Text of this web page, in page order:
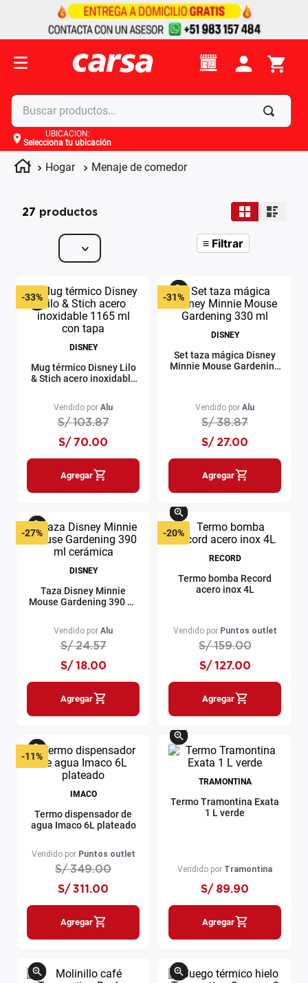
Buscar productos...
UBICACIÓN:
Selecciona tu ubicación
Hogar Menaje de comedor
27 productos
≡ Filtrar
-33%
DISNEY
Mug térmico Disney Lilo
& Stich acero inoxidable
Vendido por Alu
S/ 103.87
S/ 70.00
Agregar
-31%
DISNEY
Set taza mágica Disney
Minnie Mouse Gardening
Vendido por Alu
S/ 38.87
S/ 27.00
Agregar
-27%
DISNEY
Taza Disney Minnie
Mouse Gardening 390 ml
Vendido por Alu
S/ 24.57
S/ 18.00
Agregar
-20%
RECORD
Termo bomba Record
acero inox 4L
Vendido por Puntos outlet
S/ 159.00
S/ 127.00
Agregar
-11%
IMACO
Termo dispensador de
agua Imaco 6L plateado
Vendido por Puntos outlet
S/ 349.00
S/ 311.00
Agregar
TRAMONTINA
Termo Tramontina Exata
1 L verde
Vendido por Tramontina
S/ 89.90
Agregar
Términos más buscados
1.
celulares
.
laptop
apple